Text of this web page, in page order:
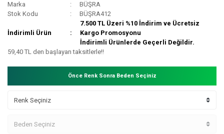
Marka
BÜŞRA
Stok Kodu
BÜŞRA412
İndirimli Ürün
7.500 TL Üzeri %10 İndirim ve Ücretsiz
Kargo Promosyonu
İndirimli Ürünlerde Geçerli Değildir.
59,40 TL den başlayan taksitlerle!!
Önce Renk Sonra Beden Seçiniz